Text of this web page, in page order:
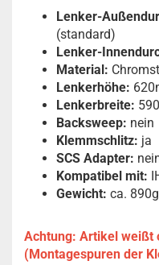
Lenker-
(standard)
Lenker-
Material:
Lenkerhöhe:
Lenkerbreite:
Backsweep: nein
Klemmschlitz: ja
SCS Adapter:
Kompatibel mit:
Gewicht: ca. 890g
Achtung: Artikel weißt
(Montagespuren der